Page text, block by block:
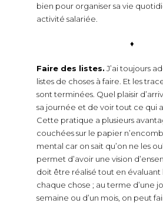
bien pour organiser sa vie
activité salariée.
♦
Faire des listes. J’ai toujours
listes de choses à faire. Et les
sont terminées. Quel plaisir
sa journée et de voir tout ce qui
Cette pratique a plusieurs
couchées sur le papier
mental car on sait qu’on ne les
permet d’avoir une vision
doit être réalisé tout en évaluant
chaque chose ; au terme d’une
semaine ou d’un mois, on peut